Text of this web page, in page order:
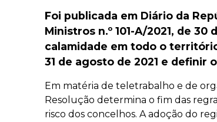
Foi publicada em Diário da
Ministros n.º 101-A/2021, de
calamidade em todo o
31 de agosto de 2021 e definir
Em matéria de teletrabalho e de
Resolução determina o fim das
risco dos concelhos. A adoção do